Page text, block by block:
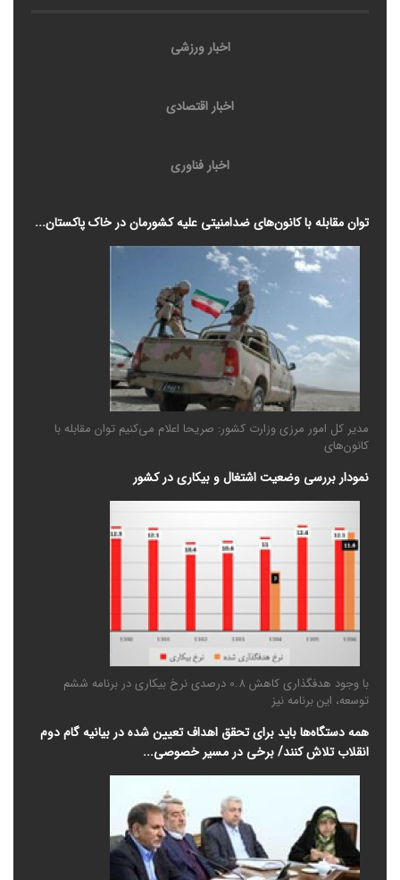
اخبار ورزشی
اخبار اقتصادی
اخبار فناوری
توان مقابله با کانون‌های ضدامنیتی علیه کشورمان در خاک پاکستان...
مدیر کل امور مرزی وزارت کشور: صریحا اعلام می‌کنیم توان مقابله با
کانون‌های
نمودار بررسی وضعیت اشتغال و بیکاری در کشور
با وجود هدفگذاری کاهش 0.8 درصدی نرخ بیکاری در برنامه ششم
توسعه، این برنامه نیز
همه دستگاه‌ها باید برای تحقق اهداف تعیین شده در بیانیه گام دوم
انقلاب تلاش کنند/ برخی در مسیر خصوصی‌...